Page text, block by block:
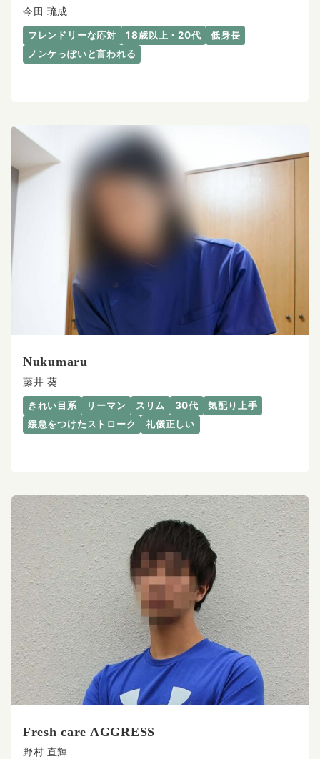
今田 琉成
フレンドリーな応対 18歳以上・20代
低身長
ノンケっぽいと言われる
Nukumaru
藤井 葵
きれい目系 リーマン スリム 30代
気配り上手
緩急をつけたストローク
礼儀正しい
Fresh care AGGRESS
野村 直輝